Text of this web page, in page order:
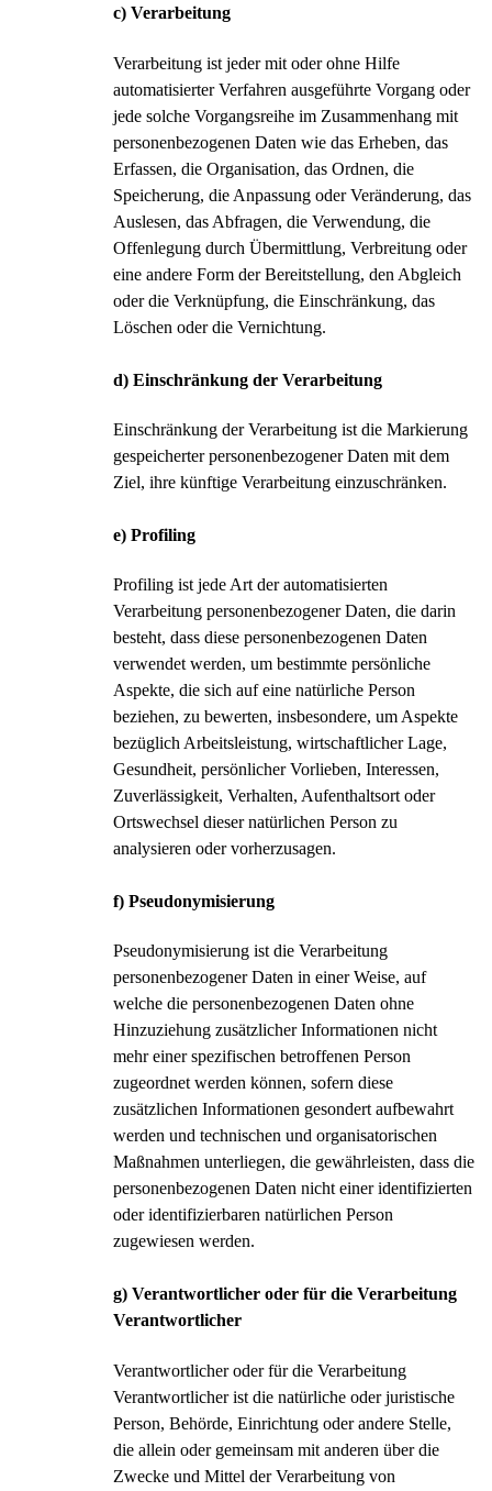
c) Verarbeitung
Verarbeitung ist jeder mit oder ohne Hilfe
automatisierter Verfahren ausgeführte Vorgang oder
jede solche Vorgangsreihe im Zusammenhang mit
personenbezogenen Daten wie das Erheben, das
Erfassen, die Organisation, das Ordnen, die
Speicherung, die Anpassung oder Veränderung, das
Auslesen, das Abfragen, die Verwendung, die
Offenlegung durch Übermittlung, Verbreitung oder
eine andere Form der Bereitstellung, den Abgleich
oder die Verknüpfung, die Einschränkung, das
Löschen oder die Vernichtung.
d) Einschränkung der Verarbeitung
Einschränkung der Verarbeitung ist die Markierung
gespeicherter personenbezogener Daten mit dem
Ziel, ihre künftige Verarbeitung einzuschränken.
e) Profiling
Profiling ist jede Art der automatisierten
Verarbeitung personenbezogener Daten, die darin
besteht, dass diese personenbezogenen Daten
verwendet werden, um bestimmte persönliche
Aspekte, die sich auf eine natürliche Person
beziehen, zu bewerten, insbesondere, um Aspekte
bezüglich Arbeitsleistung, wirtschaftlicher Lage,
Gesundheit, persönlicher Vorlieben, Interessen,
Zuverlässigkeit, Verhalten, Aufenthaltsort oder
Ortswechsel dieser natürlichen Person zu
analysieren oder vorherzusagen.
f) Pseudonymisierung
Pseudonymisierung ist die Verarbeitung
personenbezogener Daten in einer Weise, auf
welche die personenbezogenen Daten ohne
Hinzuziehung zusätzlicher Informationen nicht
mehr einer spezifischen betroffenen Person
zugeordnet werden können, sofern diese
zusätzlichen Informationen gesondert aufbewahrt
werden und technischen und organisatorischen
Maßnahmen unterliegen, die gewährleisten, dass die
personenbezogenen Daten nicht einer identifizierten
oder identifizierbaren natürlichen Person
zugewiesen werden.
g) Verantwortlicher oder für die Verarbeitung
Verantwortlicher
Verantwortlicher oder für die Verarbeitung
Verantwortlicher ist die natürliche oder juristische
Person, Behörde, Einrichtung oder andere Stelle,
die allein oder gemeinsam mit anderen über die
Zwecke und Mittel der Verarbeitung von